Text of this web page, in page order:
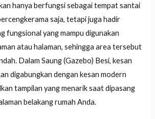
hanya berfungsi sebagai tempat santai
saja, tetapi juga hadir
fungsional yang mampu digunakan
atau halaman, sehingga area tersebut
Dalam Saung (Gazebo) Besi, kesan
digabungkan dengan kesan modern
tampilan yang menarik saat dipasang
belakang rumah Anda.